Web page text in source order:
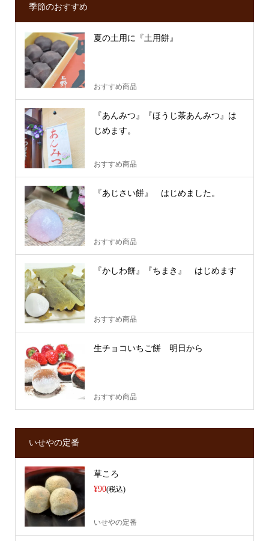
季節のおすすめ
夏の土用に『土用餅』
おすすめ商品
『あんみつ』『ほうじ茶あんみつ』は
じめます。
おすすめ商品
『あじさい餅』 はじめました。
おすすめ商品
『かしわ餅』『ちまき』 はじめます
おすすめ商品
生チョコいちご餅 明日から
おすすめ商品
いせやの定番
草ころ
¥90(税込)
いせやの定番